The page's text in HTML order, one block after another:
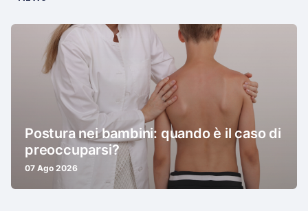
Postura nei bambini: quando è il caso di
preoccuparsi?
07 Ago 2026